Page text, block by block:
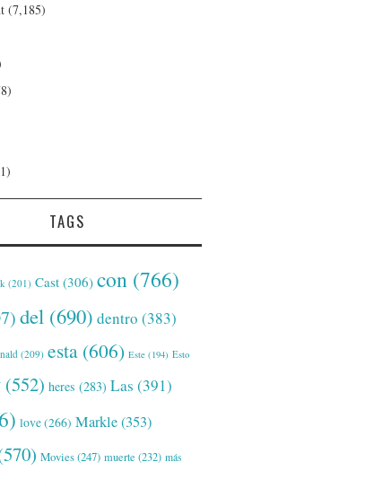
(7,185)
TAGS
(201) Cast (306) con (766)
del (690) dentro (383)
(209) esta (606) Este (194) Esto
(552) heres (283) Las (391)
love(266) Markle(353)
Movies(247) muerte (232) más